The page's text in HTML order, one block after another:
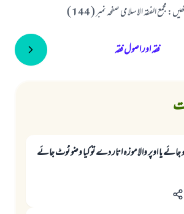
مجمع الفقہ الاسلامى صفحہ نمبر ( 144 )
فقہ اور اصول فقہ
جائے یا اوپر والا موزہ اتار دے تو کیا وضو ٹوٹ جائے